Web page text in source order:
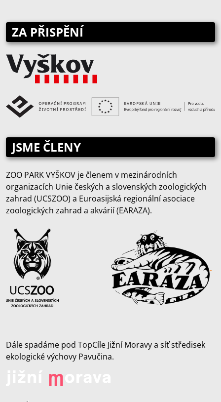
ZA PŘISPĚNÍ
JSME ČLENY
ZOO PARK VYŠKOV je členem v mezinárodních
organizacích Unie českých a slovenských zoologických
zahrad (UCSZOO) a Euroasijská regionální asociace
zoologických zahrad a akvárií (EARAZA).
Dále spadáme pod TopCíle Jižní Moravy a síť středisek
ekologické výchovy Pavučina.